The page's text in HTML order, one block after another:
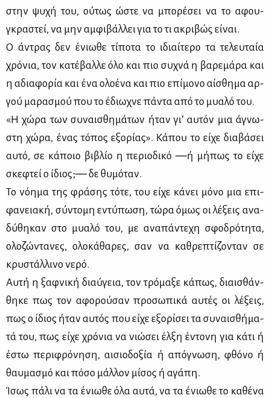
στην ψυ­χή του, ού­τως ώστε να μπο­ρέ­σει να το αφου­
γκρα­στεί, να μην αμ­φι­βάλ­λει για το τι ακρι­βώς εί­ναι.
Ο άντρας δεν ένιω­θε τί­πο­τα το ιδιαί­τε­ρο τα τε­λευ­ταία
χρό­νια, τον κα­τέ­βαλ­λε όλο και πιο συ­χνά η βα­ρε­μά­ρα και
η αδια­φο­ρία και ένα ολο­έ­να και πιο επί­μο­νο αί­σθη­μα αρ­
γού μα­ρα­σμού που το έδιω­χνε πά­ντα από το μυα­λό του.
«Η χώ­ρα των συ­ναι­σθη­μά­των ήταν γι’ αυ­τόν μια άγνω­
στη χώ­ρα, ένας τό­πος εξο­ρί­ας». Κά­που το εί­χε δια­βά­σει
αυ­τό, σε κά­ποιο βι­βλίο η πε­ριο­δι­κό ―ή μή­πως το εί­χε
σκε­φτεί ο ίδιος;― δε θυ­μό­ταν.
Το νό­η­μα της φρά­σης τό­τε, του εί­χε κά­νει μό­νο μια επι­
φα­νεια­κή, σύ­ντο­μη εντύ­πω­ση, τώ­ρα όμως οι λέ­ξεις ανα­
δύ­θη­καν στο μυα­λό του, με ανα­πά­ντε­χη σφο­δρό­τη­τα,
ολο­ζώ­ντα­νες, ολο­κά­θα­ρες, σαν να κα­θρε­πτί­ζο­νταν σε
κρυ­στάλ­λι­νο νε­ρό.
Αυ­τή η ξαφ­νι­κή διαύ­γεια, τον τρό­μα­ξε κά­πως, διαι­σθάν­
θη­κε πως τον αφο­ρού­σαν προ­σω­πι­κά αυ­τές οι λέ­ξεις,
πως ο ίδιος ήταν αυ­τός που εί­χε εξο­ρί­σει τα συ­ναι­σθή­μα­
τά του, πως εί­χε χρό­νια να νιώ­σει έλ­ξη έντο­νη για κά­τι ή
έστω πε­ρι­φρό­νη­ση, αι­σιο­δο­ξία ή από­γνω­ση, φθό­νο ή
θαυ­μα­σμό και πό­σο μάλ­λον μί­σος ή αγά­πη.
Ίσως πά­λι να τα ένιω­θε όλα αυ­τά, να τα ένιω­θε το κα­θέ­να